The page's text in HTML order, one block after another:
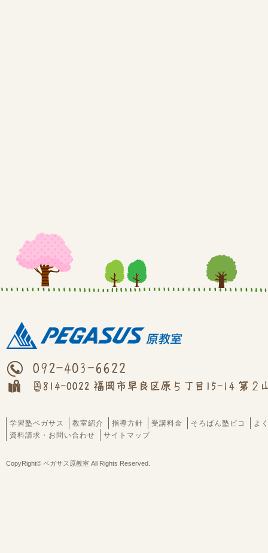
学習塾ペガサス 教室紹介 指導方針 受講料金 そろばん塾ピコ
よ
資料請求・お問い合わせ
サイトマップ
CopyRight© ペガサス原教室 All Rights Reserved.